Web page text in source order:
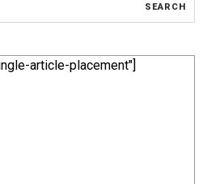
article-placement"]